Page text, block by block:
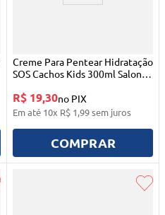
Creme Para Pentear Hidratação
SOS Cachos Kids 300ml Salon
R$ 19,30no PIX
Em até 10x R$ 1,99sem juros
COMPRAR